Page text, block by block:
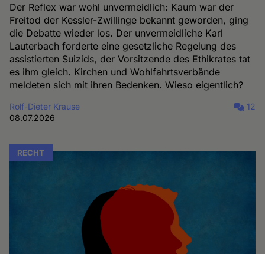
Der Reflex war wohl unvermeidlich: Kaum war der
Freitod der Kessler-Zwillinge bekannt geworden, ging
die Debatte wieder los. Der unvermeidliche Karl
Lauterbach forderte eine gesetzliche Regelung des
assistierten Suizids, der Vorsitzende des Ethikrates tat
es ihm gleich. Kirchen und Wohlfahrtsverbände
meldeten sich mit ihren Bedenken. Wieso eigentlich?
Rolf-Dieter Krause
08.07.2026
12
RECHT